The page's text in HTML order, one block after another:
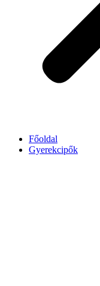
Főoldal
Gyerekcipők